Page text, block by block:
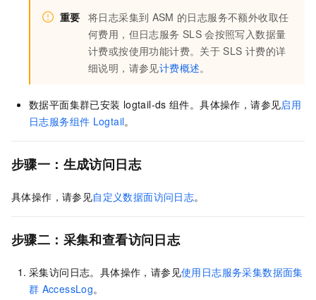
重要 将日志采集到 ASM 的日志服务不额外收取任
何费用，但日志服务 SLS 会按照写入数据量
计费或按使用功能计费。关于 SLS 计费的详
细说明，请参见计费概述。
数据平面集群已安装 logtail-ds 组件。具体操作，请参见启用
日志服务组件 Logtail。
步骤一：生成访问日志
具体操作，请参见自定义数据面访问日志。
步骤二：采集和查看访问日志
采集访问日志。具体操作，请参见使用日志服务采集数据面集
群 AccessLog。